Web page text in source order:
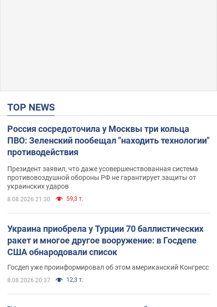
TOP NEWS
Россия сосредоточила у Москвы три кольца
ПВО: Зеленский пообещал "находить технологии"
противодействия
Президент заявил, что даже усовершенствованная система
противовоздушной обороны РФ не гарантирует защиты от
украинских ударов
8.08.2026 21:30 59,3 т.
Украина приобрела у Турции 70 баллистических
ракет и многое другое вооружение: в Госдепе
США обнародовали список
Госдеп уже проинформировал об этом американский Конгресс
8.08.2026 20:37 12,3 т.